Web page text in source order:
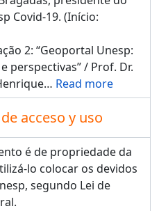
Covid-19. (Início:
2: “Geoportal Unesp:
perspectivas” / Prof. Dr.
… Read more
acceso y uso
é de propriedade da
lo colocar os devidos
segundo Lei de